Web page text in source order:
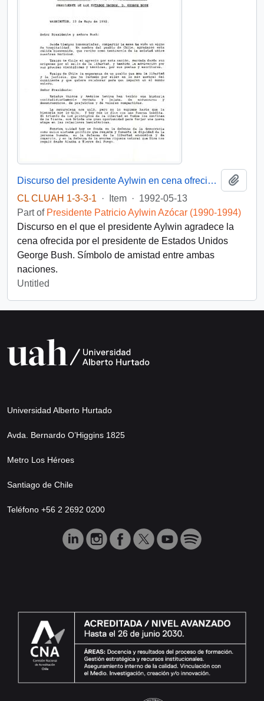
Discurso del presidente Aylwin en cena ofrecida por el presidente de Estados Unidos, D. George Bush
CL CLUAH 1-3-3-1
· Item · 1992-05-13
Part of Presidente Patricio Aylwin Azócar (1990-1994)
Discurso en el que el presidente Aylwin agradece la
cena ofrecida por el presidente de Estados Unidos
George Bush. Símbolo de amistad entre ambas
naciones.
Untitled
Universidad Alberto Hurtado
Avda. Bernardo O’Higgins 1825
Metro Los Héroes
Santiago de Chile
Teléfono +56 2 2692 0200